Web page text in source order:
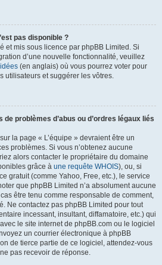
pas disponible ?
et mis sous licence par phpBB Limited. Si
d’une nouvelle fonctionnalité, veuillez
(en anglais) où vous pourrez voter pour
utilisateurs et suggérer les vôtres.
problèmes d’abus ou d’ordres légaux liés
la page « L’équipe » devraient être un
problèmes. Si vous n’obtenez aucune
alors contacter le propriétaire du domaine
grâce à une requête WHOIS), ou, si
gratuit (comme Yahoo, Free, etc.), le service
que phpBB Limited n’a absolument aucune
être tenu comme responsable de comment,
Ne contactez pas phpBB Limited pour tout
incessant, insultant, diffamatoire, etc.) qui
le site internet de phpBB.com ou le logiciel
un courrier électronique à phpBB
de tierce partie de ce logiciel, attendez-vous
pas recevoir de réponse.